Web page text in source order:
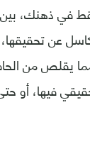
في ذهنك، بين
عن تحقيقها،
من
فيها، أو